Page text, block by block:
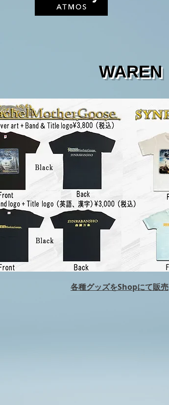
WAREN
Für die Veröffentlichung des neuen
Albums werden neue Artikel
produziert! !!
​各種グッズをShopにて販売